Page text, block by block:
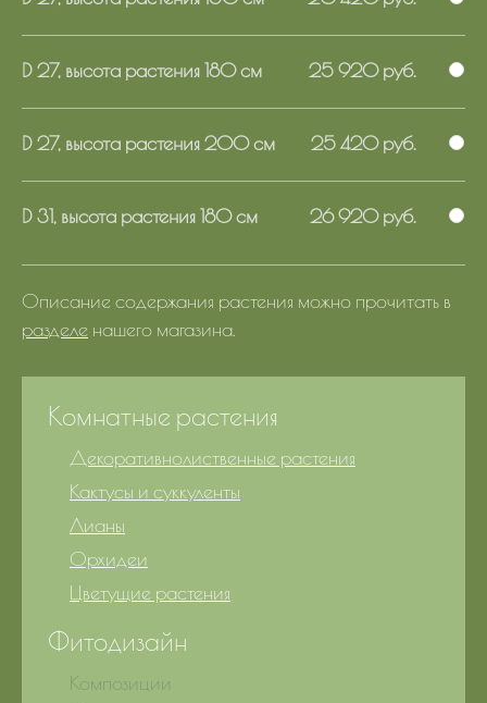
D 27, высота растения 180 см 25 920 руб.
D 27, высота растения 200 см 25 420 руб.
D 31, высота растения 180 см 26 920 руб.
Описание содержания растения можно прочитать в
разделе нашего магазина.
Комнатные растения
Декоративнолиственные растения
Кактусы и суккуленты
Лианы
Орхидеи
Цветущие растения
Фитодизайн
Композиции